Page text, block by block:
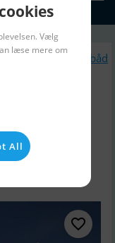
Lignende Motorbåd
Vælg
læse mere om
All